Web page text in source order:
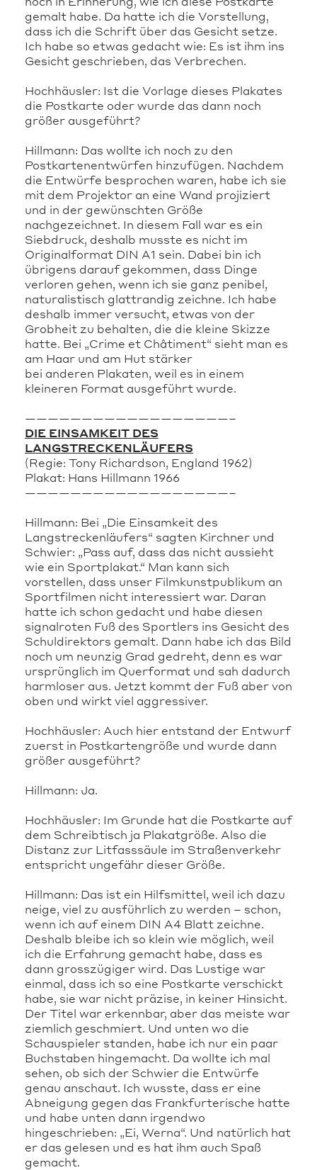
gemalt habe. Da hatte ich die Vorstellung,
dass ich die Schrift über das Gesicht setze.
Ich habe so etwas gedacht wie: Es ist ihm ins
Gesicht geschrieben, das Verbrechen.
Hochhäusler: Ist die Vorlage dieses Plakates
die Postkarte oder wurde das dann noch
größer ausgeführt?
Hillmann: Das wollte ich noch zu den
Postkartenentwürfen hinzufügen. Nachdem
die Entwürfe besprochen waren, habe ich sie
mit dem Projektor an eine Wand projiziert
und in der gewünschten Größe
nachgezeichnet. In diesem Fall war es ein
Siebdruck, deshalb musste es nicht im
Originalformat DIN A1 sein. Dabei bin ich
übrigens darauf gekommen, dass Dinge
verloren gehen, wenn ich sie ganz penibel,
naturalistisch glattrandig zeichne. Ich habe
deshalb immer versucht, etwas von der
Grobheit zu behalten, die die kleine Skizze
hatte. Bei „Crime et Châtiment“ sieht man es
am Haar und am Hut stärker
bei anderen Plakaten, weil es in einem
kleineren Format ausgeführt wurde.
——————————————————–
DIE EINSAMKEIT DES
LANGSTRECKENLÄUFERS
(Regie: Tony Richardson, England 1962)
Plakat: Hans Hillmann 1966
——————————————————–
Hillmann: Bei „Die Einsamkeit des
Langstreckenläufers“ sagten Kirchner und
Schwier: „Pass auf, dass das nicht aussieht
wie ein Sportplakat.“ Man kann sich
vorstellen, dass unser Filmkunstpublikum an
Sportfilmen nicht interessiert war. Daran
hatte ich schon gedacht und habe diesen
signalroten Fuß des Sportlers ins Gesicht des
Schuldirektors gemalt. Dann habe ich das Bild
noch um neunzig Grad gedreht, denn es war
ursprünglich im Querformat und sah dadurch
harmloser aus. Jetzt kommt der Fuß aber von
oben und wirkt viel aggressiver.
Hochhäusler: Auch hier entstand der Entwurf
zuerst in Postkartengröße und wurde dann
größer ausgeführt?
Hillmann: Ja.
Hochhäusler: Im Grunde hat die Postkarte auf
dem Schreibtisch ja Plakatgröße. Also die
Distanz zur Litfasssäule im Straßenverkehr
entspricht ungefähr dieser Größe.
Hillmann: Das ist ein Hilfsmittel, weil ich dazu
neige, viel zu ausführlich zu werden – schon,
wenn ich auf einem DIN A4 Blatt zeichne.
Deshalb bleibe ich so klein wie möglich, weil
ich die Erfahrung gemacht habe, dass es
dann grosszügiger wird. Das Lustige war
einmal, dass ich so eine Postkarte verschickt
habe, sie war nicht präzise, in keiner Hinsicht.
Der Titel war erkennbar, aber das meiste war
ziemlich geschmiert. Und unten wo die
Schauspieler standen, habe ich nur ein paar
Buchstaben hingemacht. Da wollte ich mal
sehen, ob sich der Schwier die Entwürfe
genau anschaut. Ich wusste, dass er eine
Abneigung gegen das Frankfurterische hatte
und habe unten dann irgendwo
hingeschrieben: „Ei, Werna“. Und natürlich hat
er das gelesen und es hat ihm auch Spaß
gemacht.